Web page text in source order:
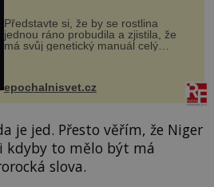
Představte si, že by se rostlina
jednou ráno probudila a zjistila, že
má svůj genetický manuál celý
vstupenka...
epochalnisvet.cz
je jed. Přesto věřím, že Niger
kdyby to mělo být má
slova.